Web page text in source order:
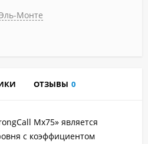
Монте
ОТЗЫВЫ 0
Mx75» является
с коэффициентом